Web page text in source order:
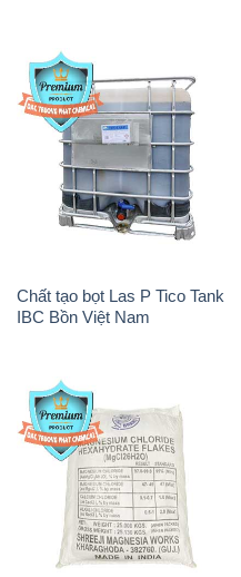
Chất tạo bọt Las P Tico Tank
IBC Bồn Việt Nam
Magie Clorua – MGCL2 Dạng
Vảy Shreeji Magnesia Works
Ấn Độ India